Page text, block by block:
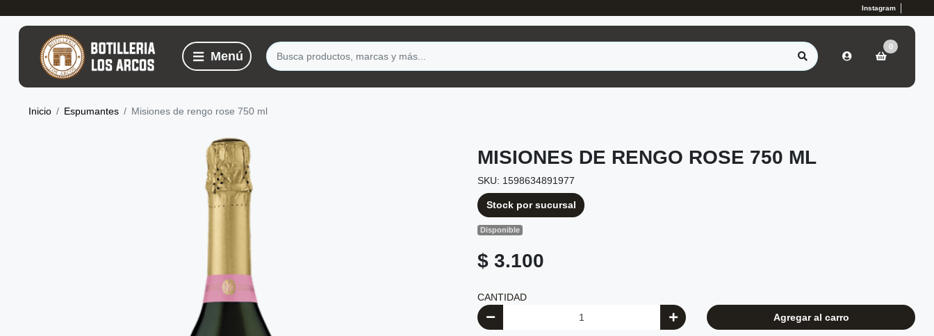
Instagram
0
Inicio Espumantes Misiones de rengo rose 750 ml
MISIONES DE RENGO ROSE 750 ML
SKU: 1598634891977
Stock por sucursal
Disponible
$ 3.100
CANTIDAD
Agregar al carro